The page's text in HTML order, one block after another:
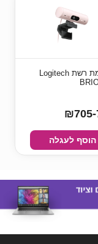
מצלמת רשת Logitech
₪705-
הוסף לעגלה